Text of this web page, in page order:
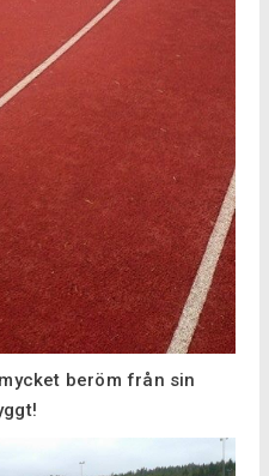
beröm från sin